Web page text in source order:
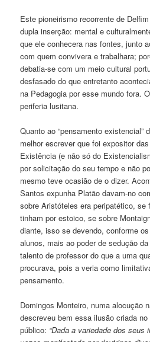
Este pioneirismo recorrente de
dupla inserção: mental e
que ele conhecera nas fontes, junto
com quem convivera e trabalhara;
debatia-se com um meio cultural
desfasado do que entretanto
na Pedagogia por esse mundo fora.
periferia lusitana.
Quanto ao “pensamento existencial”
melhor escrever que foi expositor
Existência (e não só do
por solicitação do seu tempo e não
mesmo teve ocasião de o dizer.
Santos expunha Platão davam-no
sobre Aristóteles era peripatético, se
tinham por estoico, se sobre
diante, isso se devendo, conforme
alunos, mais ao poder de sedução
talento de professor do que a uma
procurava, pois a veria como
pensamento.
Domingos Monteiro, numa alocução
descreveu bem essa ilusão criada
público: “Dada a variedade dos